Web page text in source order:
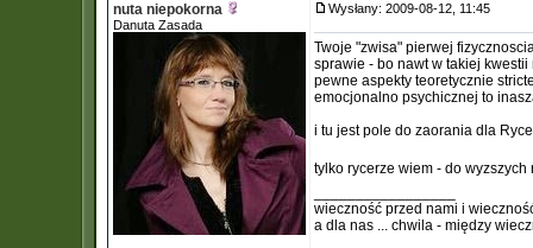
nuta niepokorna
Danuta Zasada
Wysłany: 2009-08-12, 11:45
Twoje "zwisa" pierwej
sprawie - bo nawt w takiej
pewne aspekty teoretycznie
emocjonalno psychicznej to
i tu jest pole do zaorania dla
tylko rycerze wiem - do
wieczność przed nami i
a dla nas ... chwila - między